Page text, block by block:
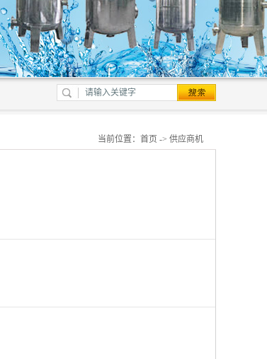
当前位置： 首页 -> 供应商机